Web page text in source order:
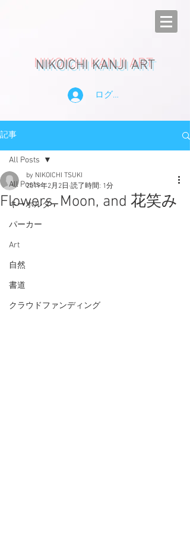
NIKOICHI KANJI ART
ログイン
記事
All Posts
キーホルダー
パーカー
Art
自然
書道
クラウドファンディング
All Posts
Flowers, Moon, and 花笑み
by NIKOICHI TSUKI
2019年2月2日 読了時間: 1分